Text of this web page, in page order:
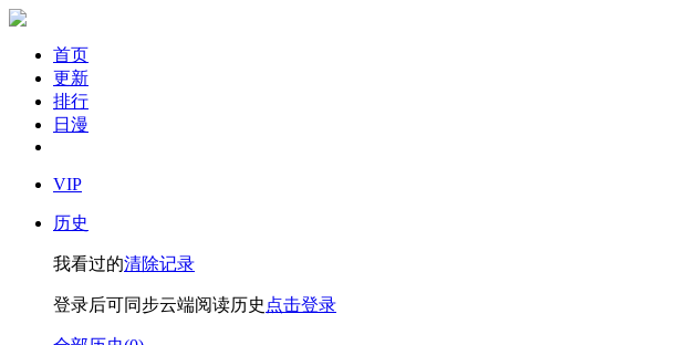
首页
更新
排行
日漫
VIP
历史
我看过的清除记录
登录后可同步云端阅读历史 点击登录